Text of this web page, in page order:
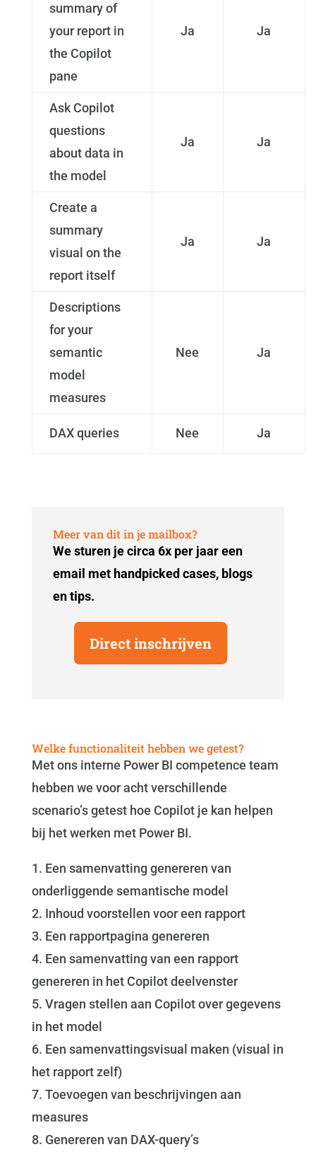
summary of
your report in
the Copilot
pane
Ja Ja
Ask Copilot
questions
about data in
the model
Ja Ja
Create a
summary
visual on the
report itself
Ja Ja
Descriptions
for your
semantic
model
measures
Nee Ja
DAX queries Nee Ja
Meer van dit in je mailbox?
We sturen je circa 6x per jaar een
email met handpicked cases, blogs
en tips.
Direct inschrijven
Welke functionaliteit hebben we getest?
Met ons interne Power BI competence team
hebben we voor acht verschillende
scenario’s getest hoe Copilot je kan helpen
bij het werken met Power BI.
1. Een samenvatting genereren van
onderliggende semantische model
2. Inhoud voorstellen voor een rapport
3. Een rapportpagina genereren
4. Een samenvatting van een rapport
genereren in het Copilot deelvenster
5. Vragen stellen aan Copilot over gegevens
in het model
6. Een samenvattingsvisual maken (visual in
het rapport zelf)
7. Toevoegen van beschrijvingen aan
measures
8. Genereren van DAX-query’s